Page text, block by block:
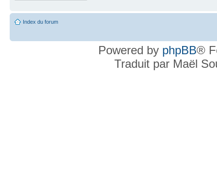
Index du forum
Powered by phpBB®
Traduit par Maël